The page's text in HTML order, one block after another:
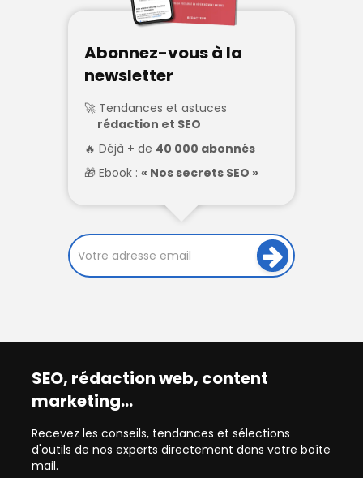
Abonnez-vous à la
newsletter
Tendances et astuces
rédaction et SEO
Déjà + de 40 000 abonnés
Ebook : « Nos secrets SEO »
SEO, rédaction web, content
marketing…
Recevez les conseils, tendances et sélections
d'outils de nos experts directement dans votre boîte
mail.